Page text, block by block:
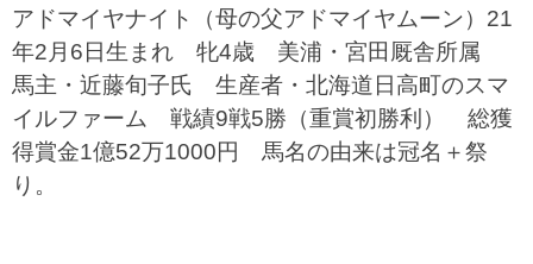
アドマイヤナイト（母の父アドマイヤムーン）21
年2月6日生まれ 牝4歳 美浦・宮田厩舎所属
馬主・近藤旬子氏 生産者・北海道日高町のスマ
イルファーム 戦績9戦5勝（重賞初勝利） 総獲
得賞金1億52万1000円 馬名の由来は冠名＋祭
り。